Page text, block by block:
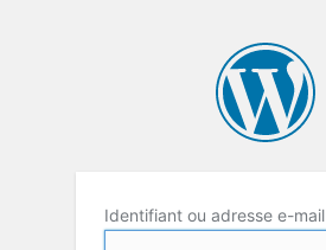
Identifiant ou adresse e-mail